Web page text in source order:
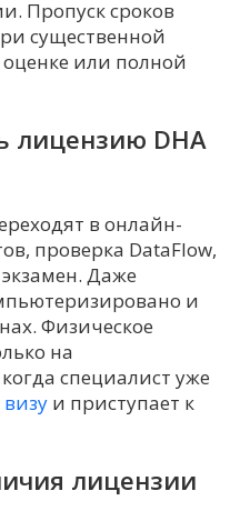
Пропуск сроков
существенной
или полной
лицензию DHA
в онлайн-
проверка DataFlow,
Даже
и
Физическое
на
специалист уже
и приступает к
лицензии